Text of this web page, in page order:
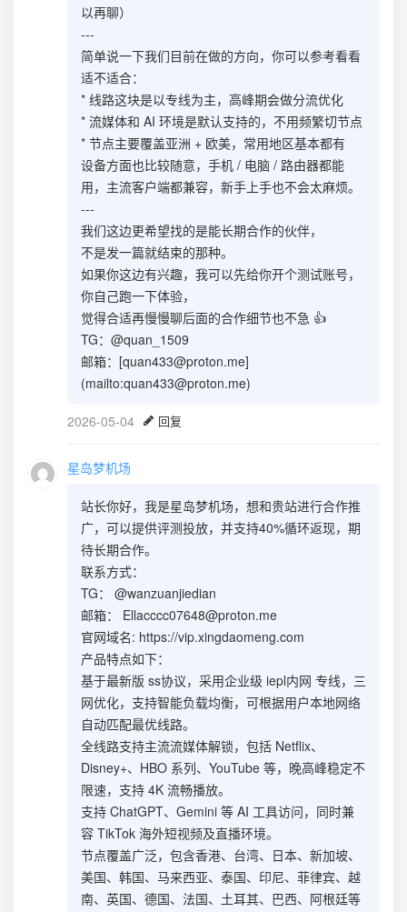
以再聊）
---
简单说一下我们目前在做的方向，你可以参考看看
适不适合：
* 线路这块是以专线为主，高峰期会做分流优化
* 流媒体和 AI 环境是默认支持的，不用频繁切节点
* 节点主要覆盖亚洲 + 欧美，常用地区基本都有
设备方面也比较随意，手机 / 电脑 / 路由器都能
用，主流客户端都兼容，新手上手也不会太麻烦。
---
我们这边更希望找的是能长期合作的伙伴，
不是发一篇就结束的那种。
如果你这边有兴趣，我可以先给你开个测试账号，
你自己跑一下体验，
觉得合适再慢慢聊后面的合作细节也不急 👍
TG：@quan_1509
邮箱：[quan433@proton.me]
(mailto:quan433@proton.me)
2026-05-04 回复
星岛梦机场
站长你好，我是星岛梦机场，想和贵站进行合作推
广，可以提供评测投放，并支持40%循环返现，期
待长期合作。
联系方式：
TG： @wanzuanjiedian
邮箱： Ellacccc07648@proton.me
官网域名: https://vip.xingdaomeng.com
产品特点如下：
基于最新版 ss协议，采用企业级 iepl内网 专线，三
网优化，支持智能负载均衡，可根据用户本地网络
自动匹配最优线路。
全线路支持主流流媒体解锁，包括 Netflix、
Disney+、HBO 系列、YouTube 等，晚高峰稳定不
限速，支持 4K 流畅播放。
支持 ChatGPT、Gemini 等 AI 工具访问，同时兼
容 TikTok 海外短视频及直播环境。
节点覆盖广泛，包含香港、台湾、日本、新加坡、
美国、韩国、马来西亚、泰国、印尼、菲律宾、越
南、英国、德国、法国、土耳其、巴西、阿根廷等